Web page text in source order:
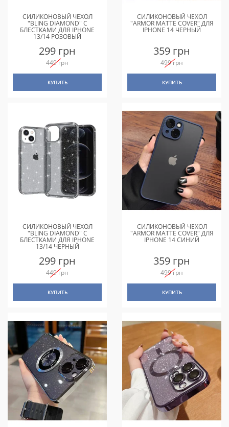
СИЛИКОНОВЫЙ ЧЕХОЛ
"BLING DIAMOND" С
БЛЕСТКАМИ ДЛЯ IPHONE
13/14 РОЗОВЫЙ
299 грн
449 грн
КУПИТЬ
СИЛИКОНОВЫЙ ЧЕХОЛ
"ARMOR MATTE COVER" ДЛЯ
IPHONE 14 ЧЕРНЫЙ
359 грн
499 грн
КУПИТЬ
СИЛИКОНОВЫЙ ЧЕХОЛ
"BLING DIAMOND" С
БЛЕСТКАМИ ДЛЯ IPHONE
13/14 ЧЕРНЫЙ
299 грн
449 грн
КУПИТЬ
СИЛИКОНОВЫЙ ЧЕХОЛ
"ARMOR MATTE COVER" ДЛЯ
IPHONE 14 СИНИЙ
359 грн
499 грн
КУПИТЬ